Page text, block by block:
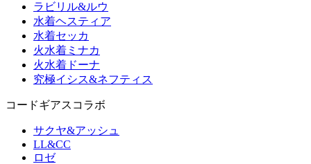
ラビリル&ルウ
水着ヘスティア
水着セッカ
火水着ミナカ
火水着ドーナ
究極イシス&ネフティス
コードギアスコラボ
サクヤ&アッシュ
LL&CC
ロゼ